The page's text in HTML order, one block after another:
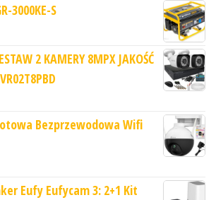
3000KE-S
2 KAMERY 8MPX JAKOŚĆ
Bezprzewodowa Wifi
Eufy Eufycam 3: 2+1 Kit